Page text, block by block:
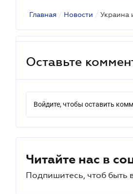
Главная / Новости /
Оставьте
Войдите, чтобы оставить
Читайте нас в
Подпишитесь, чтоб быть